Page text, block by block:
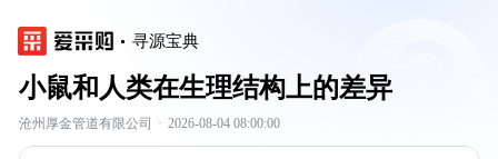
寻源宝典
小鼠和人类在生理结构上的差异
沧州厚金管道有限公司 · 2026-08-04 08:00:00